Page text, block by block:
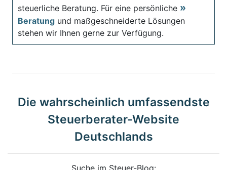
steuerliche Beratung. Für eine persönliche
Beratung und maßgeschneiderte Lösungen
stehen wir Ihnen gerne zur Verfügung.
Die wahrscheinlich umfassendste
Steuerberater-Website
Deutschlands
Suche im Steuer-Blog: